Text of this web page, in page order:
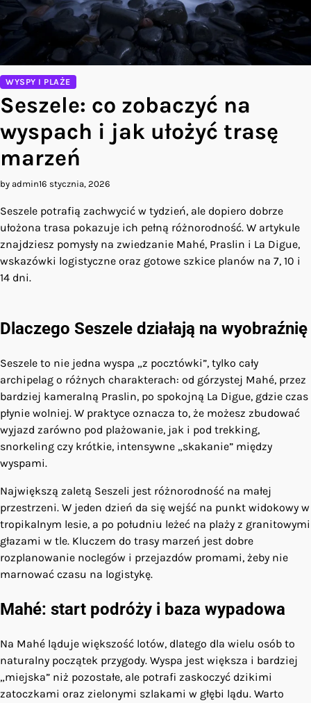
WYSPY I PLAŻE
Seszele: co zobaczyć na
wyspach i jak ułożyć trasę
marzeń
by admin16 stycznia, 2026
Seszele potrafią zachwycić w tydzień, ale dopiero dobrze
ułożona trasa pokazuje ich pełną różnorodność. W artykule
znajdziesz pomysły na zwiedzanie Mahé, Praslin i La Digue,
wskazówki logistyczne oraz gotowe szkice planów na 7, 10 i
14 dni.
Dlaczego Seszele działają na wyobraźnię
Seszele to nie jedna wyspa „z pocztówki”, tylko cały
archipelag o różnych charakterach: od górzystej Mahé, przez
bardziej kameralną Praslin, po spokojną La Digue, gdzie czas
płynie wolniej. W praktyce oznacza to, że możesz zbudować
wyjazd zarówno pod plażowanie, jak i pod trekking,
snorkeling czy krótkie, intensywne „skakanie” między
wyspami.
Największą zaletą Seszeli jest różnorodność na małej
przestrzeni. W jeden dzień da się wejść na punkt widokowy w
tropikalnym lesie, a po południu leżeć na plaży z granitowymi
głazami w tle. Kluczem do trasy marzeń jest dobre
rozplanowanie noclegów i przejazdów promami, żeby nie
marnować czasu na logistykę.
Mahé: start podróży i baza wypadowa
Na Mahé ląduje większość lotów, dlatego dla wielu osób to
naturalny początek przygody. Wyspa jest większa i bardziej
„miejska” niż pozostałe, ale potrafi zaskoczyć dzikimi
zatoczkami oraz zielonymi szlakami w głębi lądu. Warto